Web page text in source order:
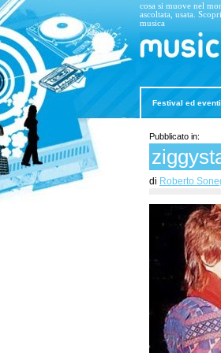
cosa si muove nel
ascoltata, usata.
musica
Festival ed eventi
Pubblicato in:
di Roberto